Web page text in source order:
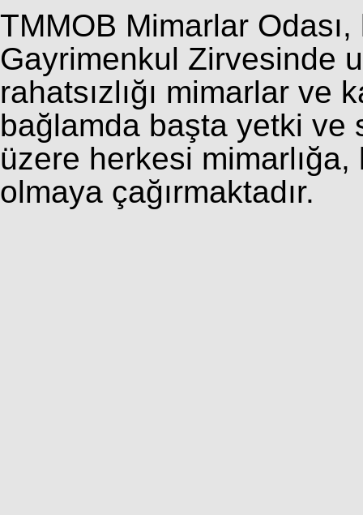
TMMOB Mimarlar
Gayrimenkul Zirvesinde
rahatsızlığı mimarlar ve
bağlamda başta yetki ve
üzere herkesi
olmaya çağırmaktadır.